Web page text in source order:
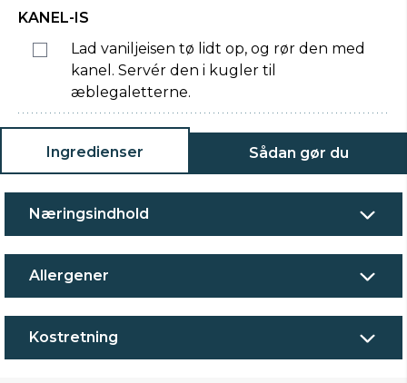
KANEL-IS
Lad vaniljeisen tø lidt op, og rør den med
kanel. Servér den i kugler til
æblegaletterne.
Ingredienser Sådan gør du
Næringsindhold
Allergener
Kostretning